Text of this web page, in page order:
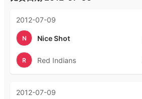
2012-07-09
N Nice Shot
R Red Indians
2012-07-09